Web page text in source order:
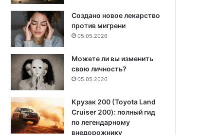
Создано новое лекарство
против мигрени
05.05.2026
Можете ли вы изменить
свою личность?
05.05.2026
Крузак 200 (Toyota Land
Cruiser 200): полный гид
по легендарному
внедорожнику